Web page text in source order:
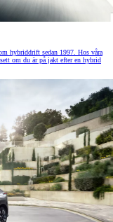
hybriddrift sedan 1997. Hos våra
om du är på jakt efter en hybrid